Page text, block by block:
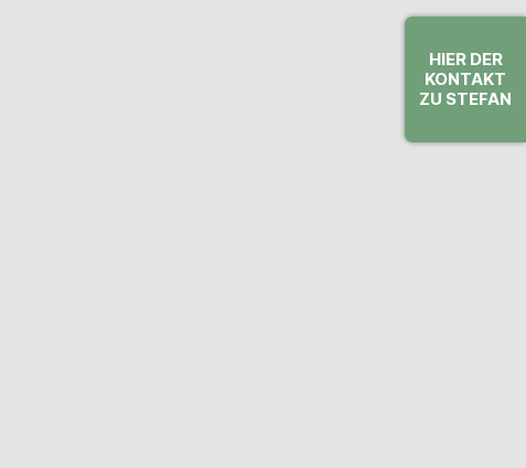
HIER DER
KONTAKT
ZU STEFAN